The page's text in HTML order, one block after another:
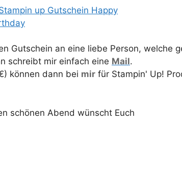
Gutschein an eine liebe Person, welche
schreibt mir einfach eine Mail.
können dann bei mir für Stampin' Up!
schönen Abend wünscht Euch